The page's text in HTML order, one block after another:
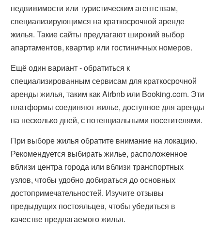
недвижимости или туристическим агентствам,
специализирующимся на краткосрочной аренде
жилья. Такие сайты предлагают широкий выбор
апартаментов, квартир или гостиничных номеров.
Ещё один вариант - обратиться к
специализированным сервисам для краткосрочной
аренды жилья, таким как Airbnb или Booking.com. Эти
платформы соединяют жилье, доступное для аренды
на несколько дней, с потенциальными посетителями.
При выборе жилья обратите внимание на локацию.
Рекомендуется выбирать жилье, расположенное
вблизи центра города или вблизи транспортных
узлов, чтобы удобно добираться до основных
достопримечательностей. Изучите отзывы
предыдущих постояльцев, чтобы убедиться в
качестве предлагаемого жилья.